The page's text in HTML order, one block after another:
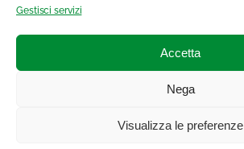
Gestisci servizi
Accetta
Nega
Visualizza le preferenze